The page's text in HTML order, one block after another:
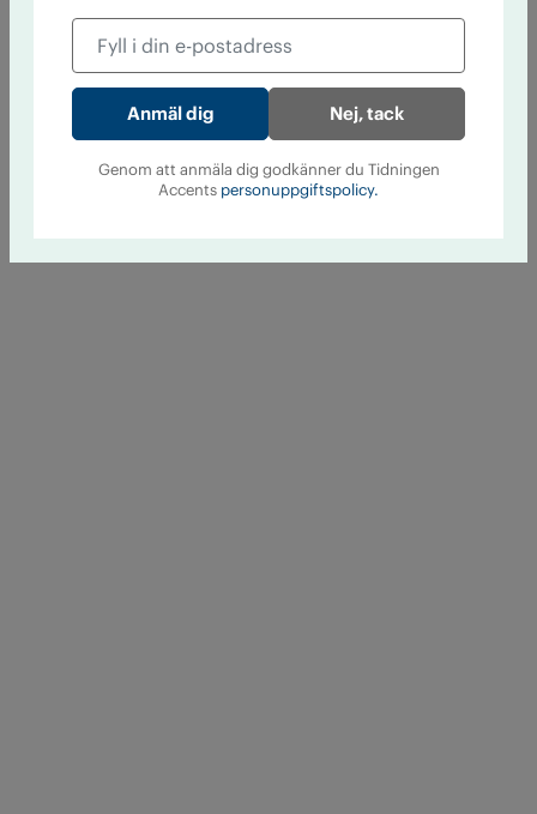
Nej, tack
Genom att anmäla dig godkänner du Tidningen
Accents personuppgiftspolicy.